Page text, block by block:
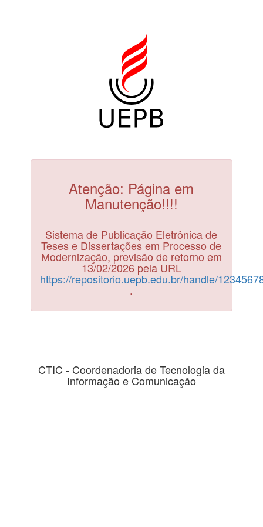
Atenção: Página em
Manutenção!!!!
Sistema de Publicação Eletrônica de
Teses e Dissertações em Processo de
Modernização, previsão de retorno em
13/02/2026 pela URL
https://repositorio.uepb.edu.br/handle/
.
CTIC - Coordenadoria de Tecnologia da
Informação e Comunicação